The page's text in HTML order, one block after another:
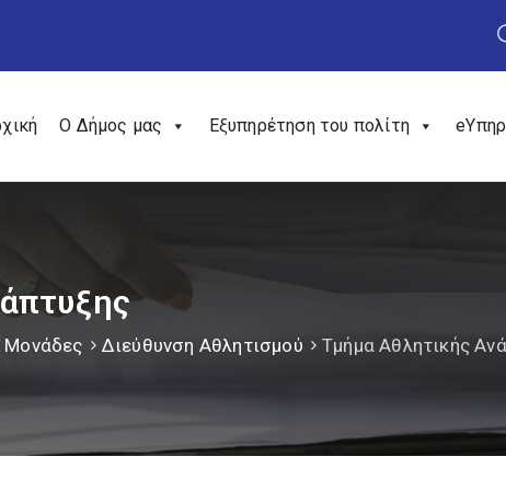
Ο Δήμος μας Εξυπηρέτηση του πολίτη
Μονάδες Διεύθυνση Αθλητισμού Τμήμα Αθλητικής